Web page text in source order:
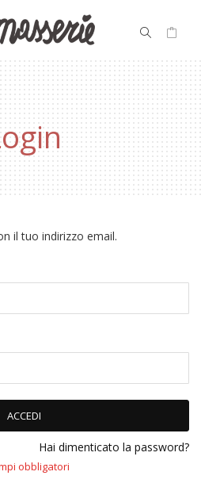
il tuo indirizzo email.
ACCEDI
Hai dimenticato la password?